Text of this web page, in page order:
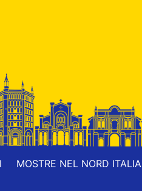
MOSTRE NEL NORD ITALIA